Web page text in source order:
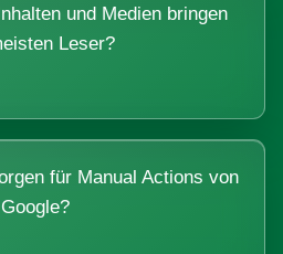
und Medien bringen
Leser?
für Manual Actions von
Google?